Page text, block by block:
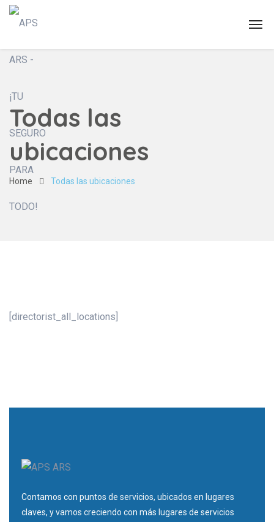
Todas las
ubicaciones
Home Todas las ubicaciones
[directorist_all_locations]
Contamos con puntos de servicios, ubicados en lugares
claves, y vamos creciendo con más lugares de servicios